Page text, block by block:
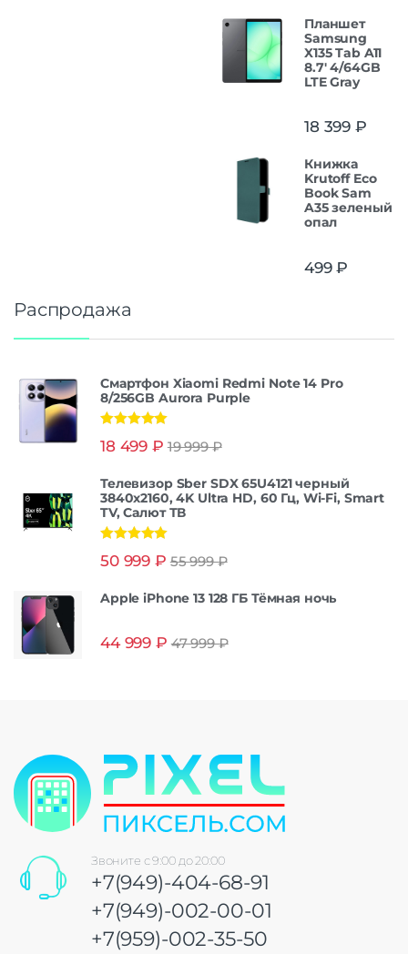
Планшет
Samsung
X135 Tab A11
8.7' 4/64GB
LTE Gray
18 399 ₽
Книжка
Krutoff Eco
Book Sam
A35 зеленый
опал
499₽
Распродажа
Смартфон Xiaomi Redmi Note 14 Pro
8/256GB Aurora Purple
из 5
18 499 ₽ 19 999₽
Телевизор Sber SDX 65U4121 черный
3840x2160, 4K Ultra HD, 60 Гц, Wi-Fi, Smart
TV, Салют ТВ
из 5
50 999 ₽ 55 999₽
Apple iPhone 13 128 ГБ Тёмная ночь
44 999 ₽ 47 999₽
Звоните с 9:00 до 20:00
+7(949)-404-68-91
+7(949)-002-00-01
+7(959)-002-35-50